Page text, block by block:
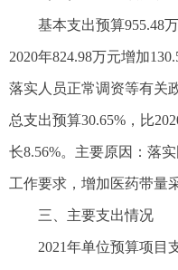
基本支出预算955.48
2020年824.98万元增加
落实人员正常调资等有关
总支出预算30.65%，比
长8.56%。主要原因：落
工作要求，增加医药带量
三、主要支出情况
2021年单位预算项目